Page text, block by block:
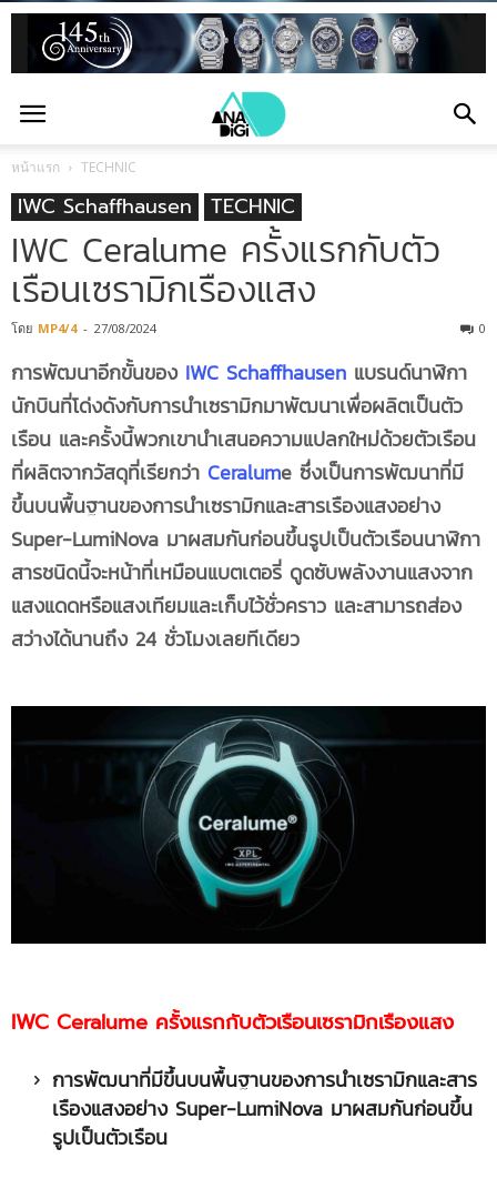
หน้าแรก TECHNIC
IWC Schaffhausen TECHNIC
IWC Ceralume ครั้งแรกกับตัว
เรือนเซรามิกเรืองแสง
โดย MP4/4 - 27/08/2024 0
การพัฒนาอีกขั้นของ IWC Schaffhausen แบรนด์นาฬิกา
นักบินที่โด่งดังกับการนำเซรามิกมาพัฒนาเพื่อผลิตเป็นตัว
เรือน และครั้งนี้พวกเขานำเสนอความแปลกใหม่ด้วยตัวเรือน
ที่ผลิตจากวัสดุที่เรียกว่า Ceralume ซึ่งเป็นการพัฒนาที่มี
ขึ้นบนพื้นฐานของการนำเซรามิกและสารเรืองแสงอย่าง
Super-LumiNova มาผสมกันก่อนขึ้นรูปเป็นตัวเรือนนาฬิกา
สารชนิดนี้จะหน้าที่เหมือนแบตเตอรี่ ดูดซับพลังงานแสงจาก
แสงแดดหรือแสงเทียมและเก็บไว้ชั่วคราว และสามารถส่อง
สว่างได้นานถึง 24 ชั่วโมงเลยทีเดียว
IWC Ceralume ครั้งแรกกับตัวเรือนเซรามิกเรืองแสง
การพัฒนาที่มีขึ้นบนพื้นฐานของการนำเซรามิกและสาร
เรืองแสงอย่าง Super-LumiNova มาผสมกันก่อนขึ้น
รูปเป็นตัวเรือน